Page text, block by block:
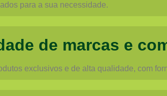
para a sua necessidade.
de marcas e
exclusivos e de alta qualidade, com